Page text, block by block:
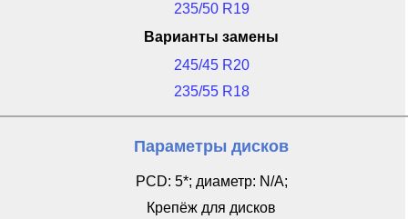
235/50 R19
Варианты замены
245/45 R20
235/55 R18
Параметры дисков
PCD: 5*; диаметр: N/A;
Крепёж для дисков